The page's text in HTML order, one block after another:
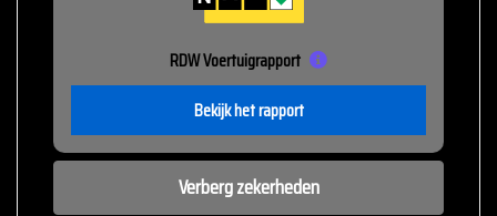
RDW Voertuigrapport
Bekijk het rapport
Verberg zekerheden